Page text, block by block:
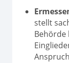
stellt
Behörde